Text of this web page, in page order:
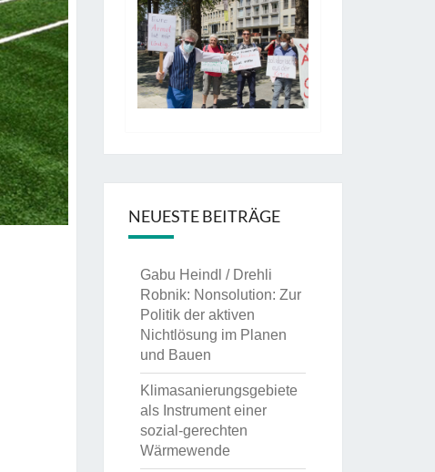
NEUESTE BEITRÄGE
Gabu Heindl / Drehli
Robnik: Nonsolution: Zur
Politik der aktiven
Nichtlösung im Planen
und Bauen
Klimasanierungsgebiete
als Instrument einer
sozial-gerechten
Wärmewende